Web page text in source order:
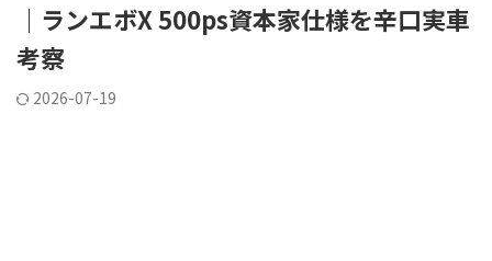
｜ランエボX 500ps資本家仕様を辛口実車
考察
2026-07-19